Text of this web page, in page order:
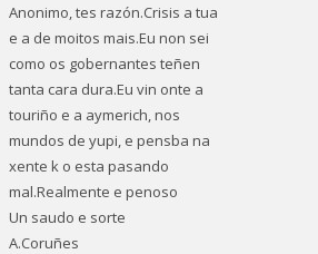
Anonimo, tes razón.Crisis a tua
e a de moitos mais.Eu non sei
como os gobernantes teñen
tanta cara dura.Eu vin onte a
touriño e a aymerich, nos
mundos de yupi, e pensba na
xente k o esta pasando
mal.Realmente e penoso
Un saudo e sorte
A.Coruñes